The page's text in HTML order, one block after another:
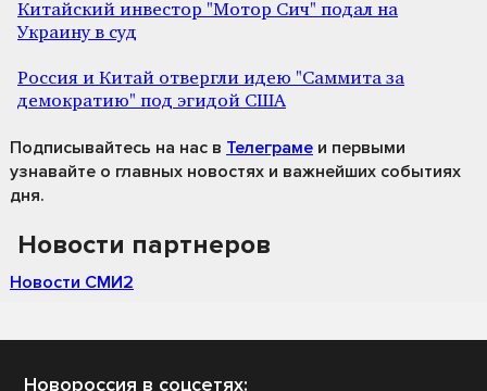
Китайский инвестор "Мотор Сич" подал на
Украину в суд
Россия и Китай отвергли идею "Саммита за
демократию" под эгидой США
Подписывайтесь на нас в Телеграме и первыми
узнавайте о главных новостях и важнейших событиях
дня.
Новости партнеров
Новости СМИ2
Новороссия в соцсетях: